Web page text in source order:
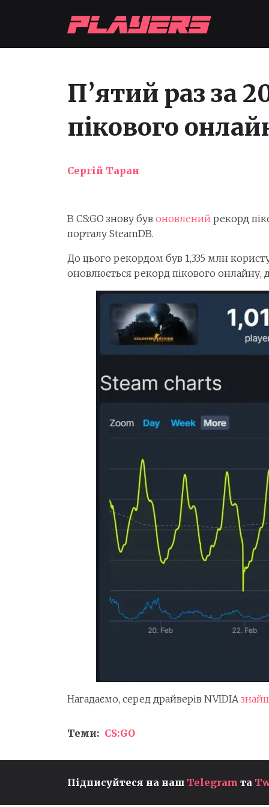
П’ятий раз за
пікового
Сергій Таран
В CS:GO знову був оновлений рекорд
порталу SteamDB.
До цього рекордом був 1,335 млн
оновлюється рекорд пікового онлайну,
Нагадаємо, серед драйверів NVIDIA
Теми: CS:GO
Підписуйтеся на наш Telegram та
CALL OF DUTY: MODERN
WARFARE 4 НЕ З'ЯВИТЬСЯ